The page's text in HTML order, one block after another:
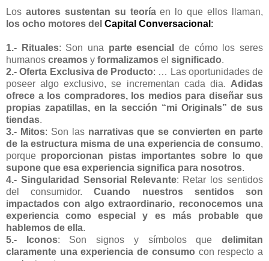
Los autores sustentan su teoríaen lo que ellos llaman,
los ocho motores del Capital Conversacional :
1.- Rituales: Son una parte esencial
de cómo los seres
humanos creamos y formalizamos el significado.
2.- Oferta Exclusiva de Producto: … Las oportunidades de
poseer algo exclusivo, se incrementan cada dia. Adidas
ofrece a los compradores, los medios para diseñar sus
propias zapatillas, en la sección “mi Originals” de sus
tiendas.
3.- Mitos: Son las narrativas que se convierten en parte
de la estructura misma de una experiencia de consumo,
porque proporcionan pistas importantes sobre lo que
supone que esa experiencia significa para nosotros.
4.- Singularidad Sensorial Relevante: Retar los sentidos
del consumidor.Cuando nuestros sentidos son
impactados con algo extraordinario, reconocemos una
experiencia como especial y es más probable que
hablemos de ella.
5.- Iconos: Son signos y símbolos quedelimitan
claramente una experiencia de consumo con respecto a